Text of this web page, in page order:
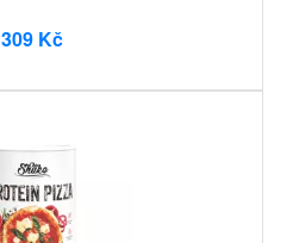
309 Kč